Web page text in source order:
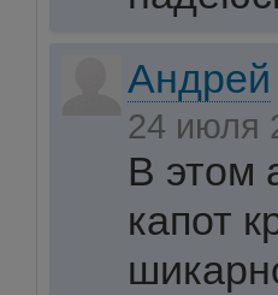
Андрей
24 июля
В этом
капот